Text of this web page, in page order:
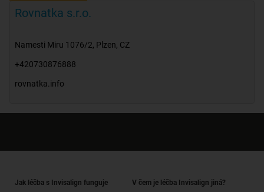
Rovnatka s.r.o.
Namesti Miru 1076/2, Plzen, CZ
+420730876888
rovnatka.info
Jak léčba s Invisalign funguje V čem je léčba Invisalign jiná?